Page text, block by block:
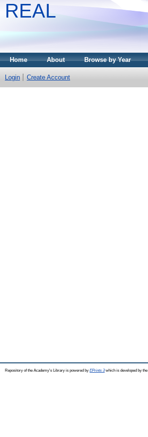
REAL
Home About Browse by Year
Login Create Account
Repository of the Academy's Library is powered by EPrints 3which is developed by the